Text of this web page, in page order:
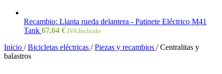
Recambio: Llanta rueda delantera - Patinete Eléctrico M41
Tank 67,64 € IVA Incluido
Inicio / Bicicletas eléctricas / Piezas y recambios / Centralitas y
balastros